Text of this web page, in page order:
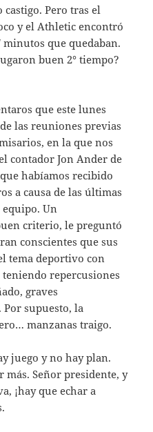
Pero tras el
y el Athletic encontró
que quedaban.
buen 2° tiempo?
que este lunes
las reuniones previas
en la que nos
contador Jon Ander de
habíamos recibido
a causa de las últimas
Un
criterio, le preguntó
conscientes que sus
tema deportivo con
teniendo repercusiones
graves
supuesto, la
manzanas traigo.
juego y no hay plan.
más. Señor presidente, y
¡hay que echar a